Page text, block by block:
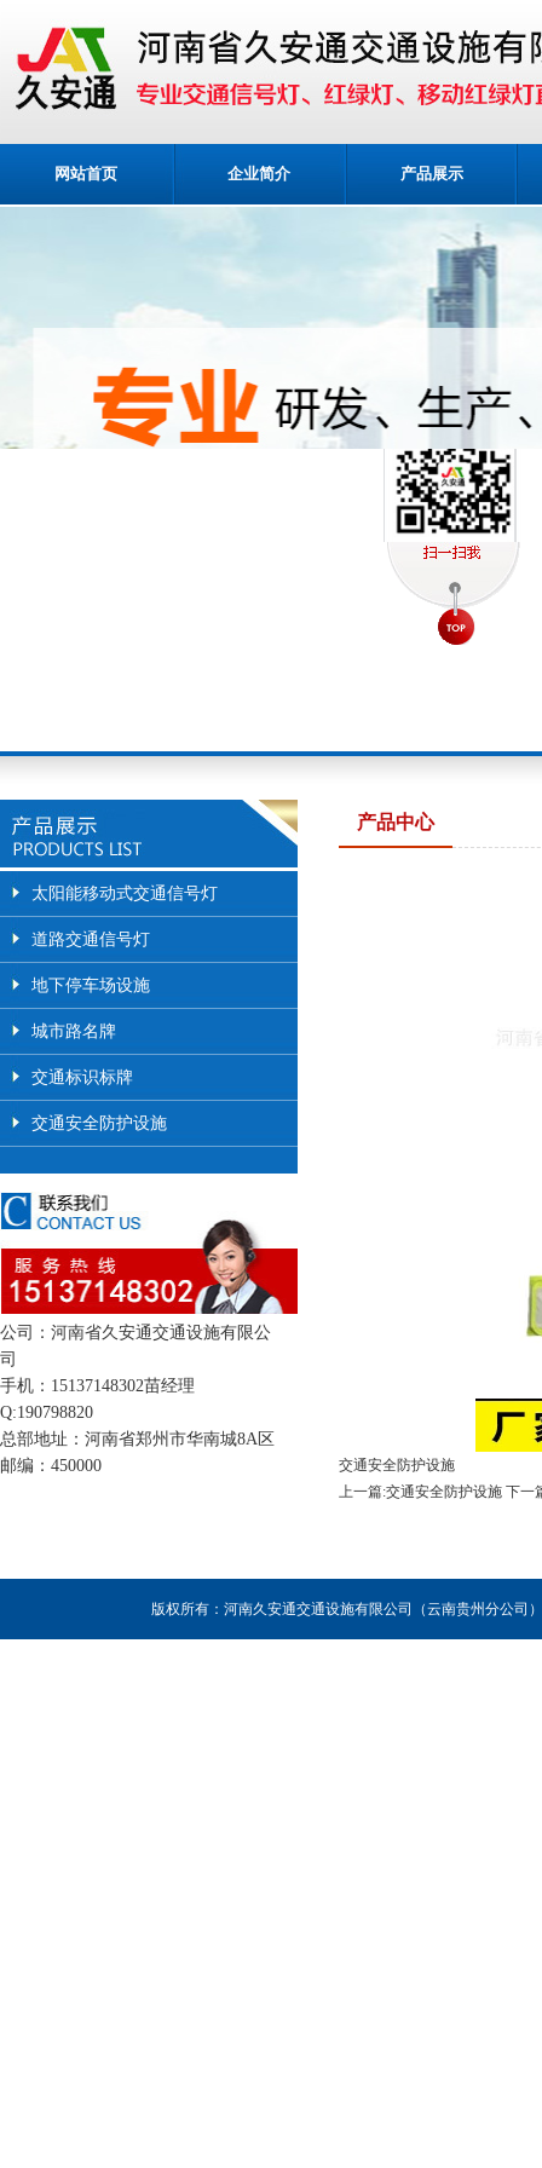
网站首页 企业简介 产品展示
太阳能移动式交通信号灯
道路交通信号灯
地下停车场设施
城市路名牌
交通标识标牌
交通安全防护设施
公司：河南省久安通交通设施有限公
司
手机：15137148302苗经理
Q:190798820
总部地址：河南省郑州市华南城8A区
邮编：450000
产品中心
交通安全防护设施
上一篇:交通安全防护设施 下一
版权所有：河南久安通交通设施有限公司（云南贵州分公司